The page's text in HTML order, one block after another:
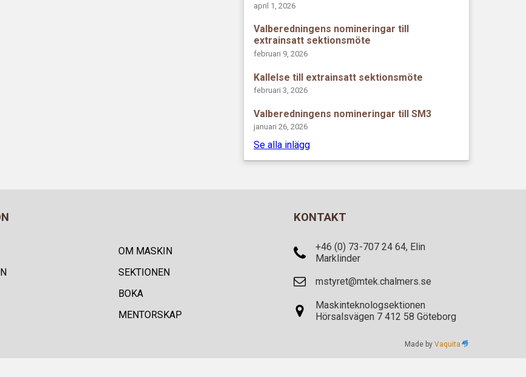
april 1, 2026
Valberedningens nomineringar till
extrainsatt sektionsmöte
februari 9, 2026
Kallelse till extrainsatt sektionsmöte
februari 3, 2026
Valberedningens nomineringar till SM3
januari 26, 2026
Se alla inlägg
OM MASKIN
SEKTIONEN
BOKA
MENTORSKAP
KONTAKT
+46 (0) 73-707 24 64, Elin
Marklinder
mstyret@mtek.chalmers.se
Maskinteknologsektionen
Hörsalsvägen 7 412 58 Göteborg
Made byVaquita